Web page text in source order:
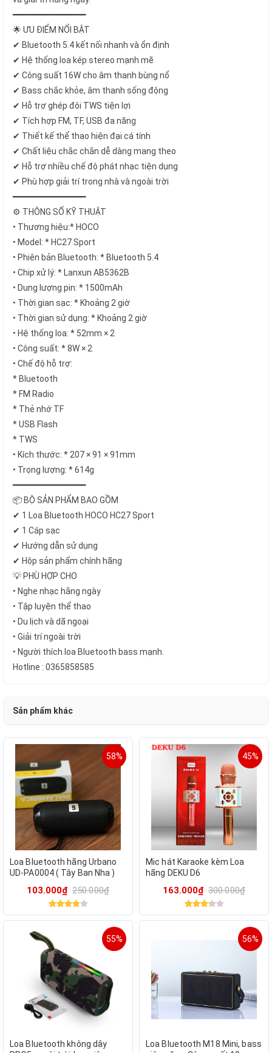
━━━━━━━━━━━━━━━
🌟 ƯU ĐIỂM NỔI BẬT
✔ Bluetooth 5.4 kết nối nhanh và ổn định
✔ Hệ thống loa kép stereo mạnh mẽ
✔ Công suất 16W cho âm thanh bùng nổ
✔ Bass chắc khỏe, âm thanh sống động
✔ Hỗ trợ ghép đôi TWS tiện lợi
✔ Tích hợp FM, TF, USB đa năng
✔ Thiết kế thể thao hiện đại cá tính
✔ Chất liệu chắc chắn dễ dàng mang theo
✔ Hỗ trợ nhiều chế độ phát nhạc tiện dụng
✔ Phù hợp giải trí trong nhà và ngoài trời
━━━━━━━━━━━━━━━
⚙️ THÔNG SỐ KỸ THUẬT
• Thương hiệu:* HOCO
• Model: * HC27 Sport
• Phiên bản Bluetooth: * Bluetooth 5.4
• Chip xử lý: * Lanxun AB5362B
• Dung lượng pin: * 1500mAh
• Thời gian sạc: * Khoảng 2 giờ
• Thời gian sử dụng: * Khoảng 2 giờ
• Hệ thống loa: * 52mm × 2
• Công suất: * 8W × 2
• Chế độ hỗ trợ:
* Bluetooth
* FM Radio
* Thẻ nhớ TF
* USB Flash
* TWS
• Kích thước: * 207 × 91 × 91mm
• Trọng lượng: * 614g
━━━━━━━━━━━━━━━
📦 BỘ SẢN PHẨM BAO GỒM
✔ 1 Loa Bluetooth HOCO HC27 Sport
✔ 1 Cáp sạc
✔ Hướng dẫn sử dụng
✔ Hộp sản phẩm chính hãng
💡 PHÙ HỢP CHO
• Nghe nhạc hằng ngày
• Tập luyện thể thao
• Du lịch và dã ngoại
• Giải trí ngoài trời
• Người thích loa Bluetooth bass mạnh.
Hotline : 0365858585
Sản phẩm khác
58%
Loa Bluetooth hãng Urbano
UD-PA0004 ( Tây Ban Nha )
103.000₫ 250.000₫
45%
Mic hát Karaoke kèm Loa
hãng DEKU D6
163.000₫ 300.000₫
55%
Loa Bluetooth không dây
56%
Loa Bluetooth M18 Mini, bass